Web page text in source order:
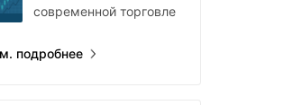
современной торговле
подробнее